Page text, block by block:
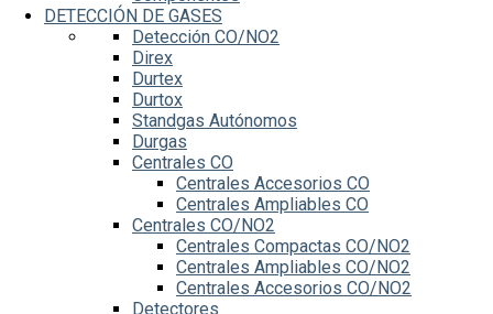
DETECCIÓN DE GASES
Detección CO/NO2
Direx
Durtex
Durtox
Standgas Autónomos
Durgas
Centrales CO
Centrales Accesorios CO
Centrales Ampliables CO
Centrales CO/NO2
Centrales Compactas CO/NO2
Centrales Ampliables CO/NO2
Centrales Accesorios CO/NO2
Detectores